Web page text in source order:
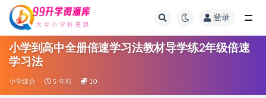
登录
小学到高中全册倍速学习法教材导学练2年级倍速
学习法
小学综合 5 年前 10